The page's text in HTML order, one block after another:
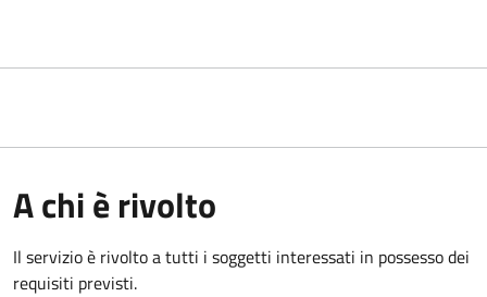
A chi è rivolto
Il servizio è rivolto a tutti i soggetti interessati in possesso dei
requisiti previsti.